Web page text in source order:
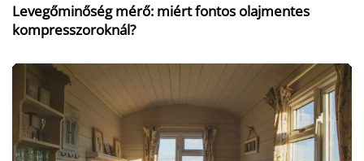
Levegőminőség mérő: miért fontos olajmentes
kompresszoroknál?